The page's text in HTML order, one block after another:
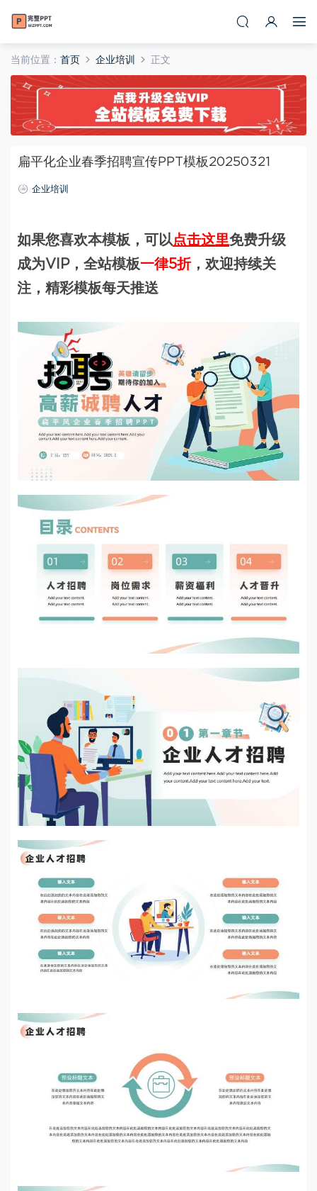
当前位置： 首页 企业培训 正文
扁平化企业春季招聘宣传PPT模板20250321
企业培训
如果您喜欢本模板，可以点击这里免费升级
成为VIP，全站模板一律5折，欢迎持续关
注，精彩模板每天推送